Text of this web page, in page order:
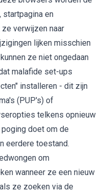
startpagina en
verwijzen naar
lijken misschien
ze niet ongedaan
malafide set-ups
installeren - dit zijn
(PUP's) of
telkens opnieuw
doet om de
eerdere toestand.
om
wanneer ze een nieuw
ze zoeken via de